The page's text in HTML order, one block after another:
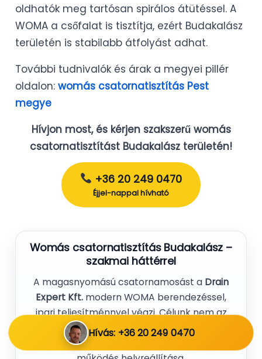
oldhatók meg tartósan spirálos átütéssel. A
WOMA a csőfalat is tisztítja, ezért Budakalász
területén is stabilabb átfolyást adhat.
További tudnivalók és árak a megyei pillér
oldalon: womás csatornatisztítás Pest
megye
Hívjon most, és kérjen szakszerű womás
csatornatisztítást Budakalász területén!
+36 20 249 0470
Éjjel-nappal hívható
Womás csatornatisztítás Budakalász –
szakmai háttérrel
A magasnyomású csatornamosást a Drain
Expert Kft. modern WOMA berendezéssel,
ipari teljesítménnyel végzi. Célunk nem az
ideiglenes „átütés”, hanem ateljes
csőkeresztmetszet tisztítás
Hívás: +36 20 249 0470